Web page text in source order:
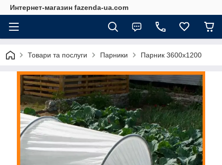
Интернет-магазин fazenda-ua.com
Товари та послуги Парники Парник 3600х1200